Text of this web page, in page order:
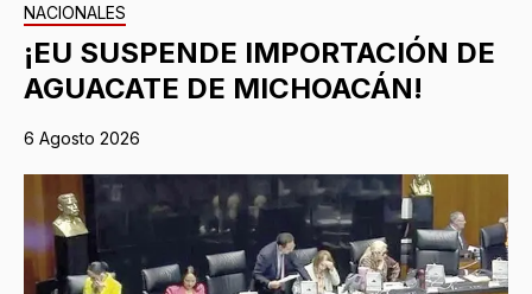
NACIONALES
¡EU SUSPENDE IMPORTACIÓN DE
AGUACATE DE MICHOACÁN!
6 Agosto 2026